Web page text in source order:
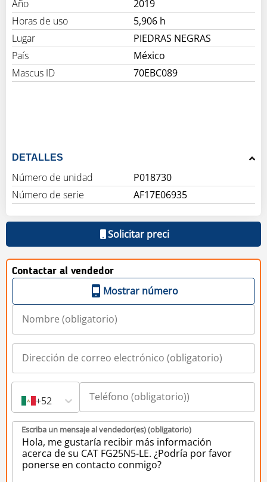
Año
2019
Horas de uso
5,906 h
Lugar
PIEDRAS NEGRAS
País
México
Mascus ID
70EBC089
DETALLES
Número de unidad
P018730
Número de serie
AF17E06935
Solicitar preci
Contactar al vendedor
Mostrar número
+52
Escriba un mensaje al vendedor(es) (obligatorio)